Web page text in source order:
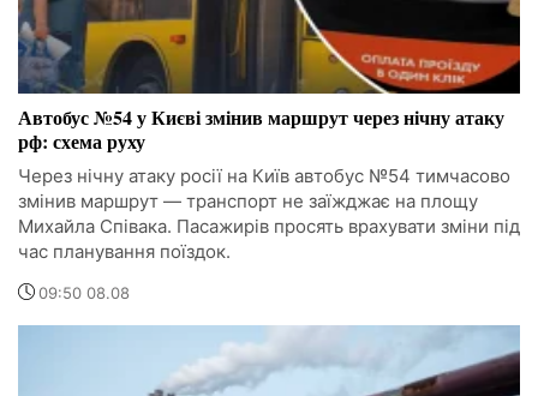
Автобус №54 у Києві змінив маршрут через нічну атаку
рф: схема руху
Через нічну атаку росії на Київ автобус №54 тимчасово
змінив маршрут — транспорт не заїжджає на площу
Михайла Співака. Пасажирів просять врахувати зміни під
час планування поїздок.
09:50 08.08